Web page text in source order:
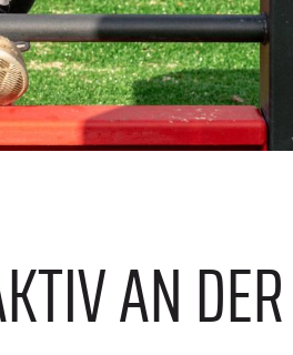
AN DER